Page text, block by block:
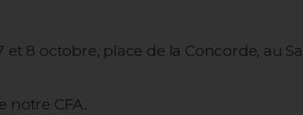
et 8 octobre, place de la Concorde, au
notre CFA.